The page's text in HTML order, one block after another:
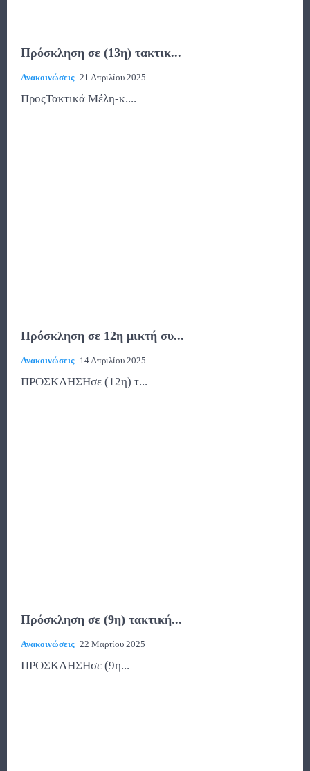
Πρόσκληση σε (13η) τακτικ...
Ανακοινώσεις 21 Απριλίου 2025
ΠροςΤακτικά Μέλη-κ....
Πρόσκληση σε 12η μικτή συ...
Ανακοινώσεις 14 Απριλίου 2025
ΠΡΟΣΚΛΗΣΗσε (12η) τ...
Πρόσκληση σε (9η) τακτική...
Ανακοινώσεις 22 Μαρτίου 2025
ΠΡΟΣΚΛΗΣΗσε (9η...